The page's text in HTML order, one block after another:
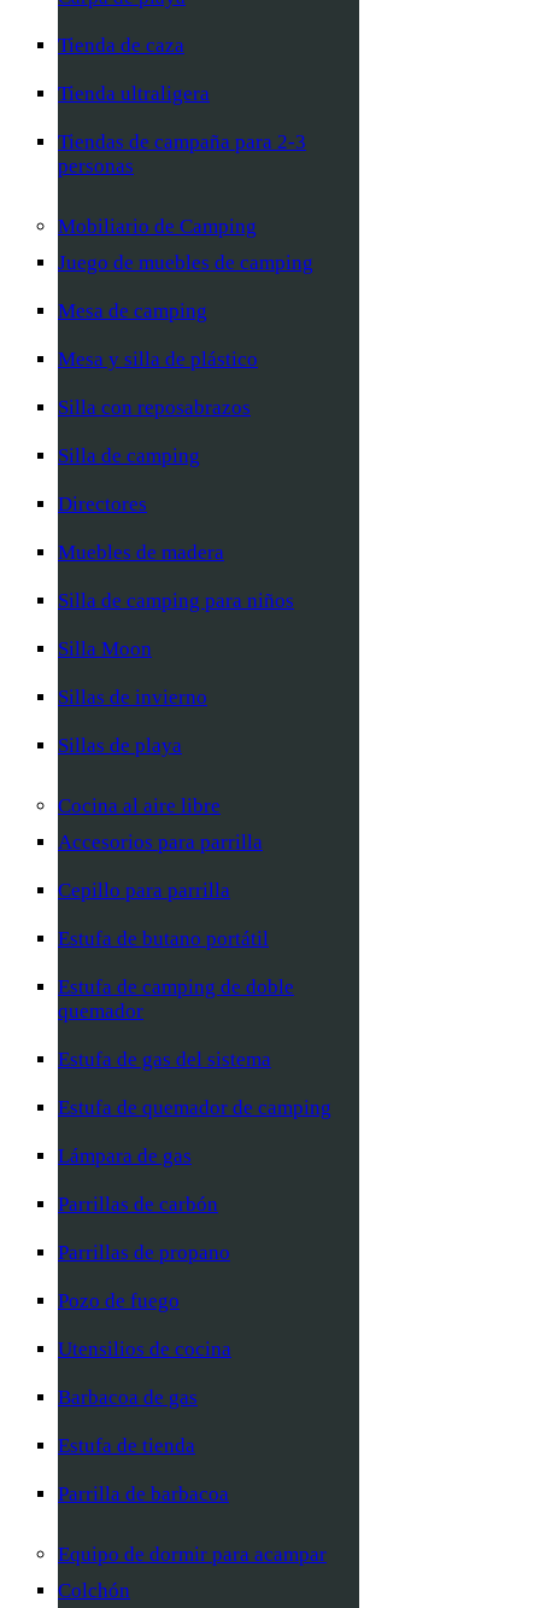
Tienda de caza
Tienda ultraligera
Tiendas de campaña para 2-3
personas
Mobiliario de Camping
Juego de muebles de camping
Mesa de camping
Mesa y silla de plástico
Silla con reposabrazos
Silla de camping
Directores
Muebles de madera
Silla de camping para niños
Silla Moon
Sillas de invierno
Sillas de playa
Cocina al aire libre
Accesorios para parrilla
Cepillo para parrilla
Estufa de butano portátil
Estufa de camping de doble
quemador
Estufa de gas del sistema
Estufa de quemador de camping
Lámpara de gas
Parrillas de carbón
Parrillas de propano
Pozo de fuego
Utensilios de cocina
Barbacoa de gas
Estufa de tienda
Parrilla de barbacoa
Equipo de dormir para acampar
Colchón